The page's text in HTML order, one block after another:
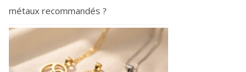
métaux recommandés ?